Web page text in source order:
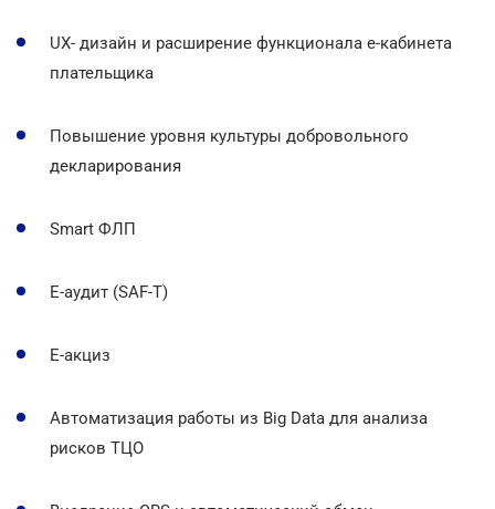
UX- дизайн и расширение функционала е-кабинета
плательщика
Повышение уровня культуры добровольного
декларирования
Smart ФЛП
Е-аудит (SAF-T)
Е-акциз
Автоматизация работы из Big Data для анализа
рисков ТЦО